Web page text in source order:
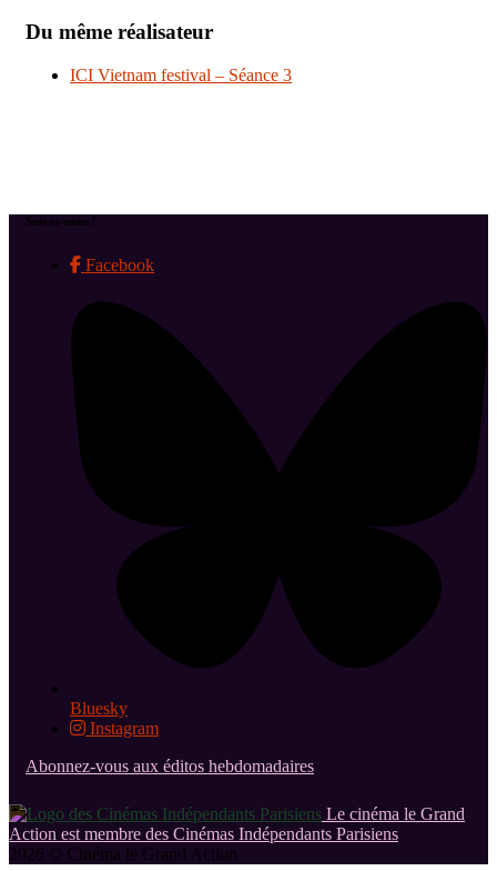
Du même réalisateur
ICI Vietnam festival – Séance 3
Suivez-nous !
Facebook
Bluesky
Instagram
Abonnez-vous aux éditos hebdomadaires
Le cinéma le Grand
Action est membre des Cinémas Indépendants Parisiens
2026 © Cinéma le Grand Action